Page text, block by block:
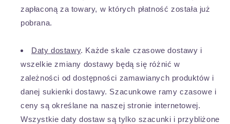
zapłaconą za towary, w których płatność została już
pobrana.
Daty dostawy. Każde skale czasowe dostawy i
wszelkie zmiany dostawy będą się różnić w
zależności od dostępności zamawianych produktów i
danej sukienki dostawy. Szacunkowe ramy czasowe i
ceny są określane na naszej stronie internetowej.
Wszystkie daty dostaw są tylko szacunki i przybliżone